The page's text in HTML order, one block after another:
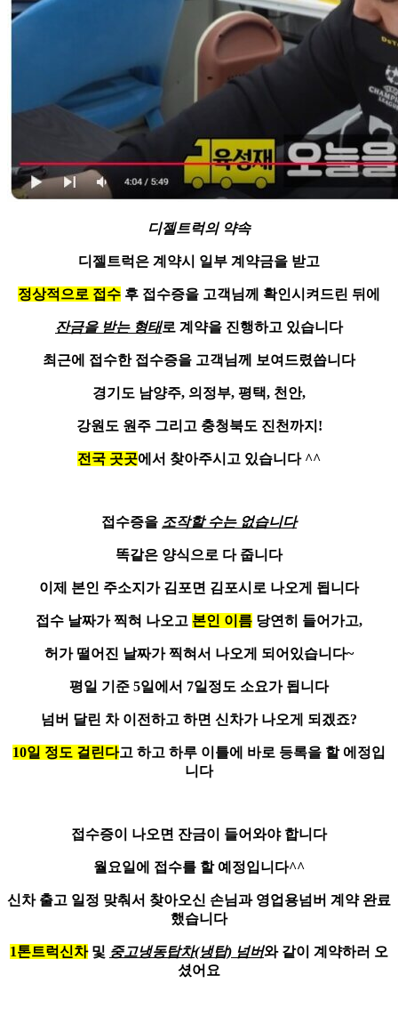
디젤트럭의 약속
디젤 트럭은 계약시 일부 계약금을 받고
정상적으로 접수 후 접수증을 고객님께 확인시켜드린 뒤에
잔금을 받는 형태로 계약을 진행하고 있습니다
최근에 접수한 접수증을 고객님께 보여드렸씁니다
경기도 남양주, 의정부, 평택, 천안,
강원도 원주 그리고 충청북도 진천까지!
전국 곳곳에서 찾아주시고 있습니다 ^^
접수증을 조작할 수는 없습니다
똑같은 양식으로 다 줍니다
이제 본인 주소지가 김포면 김포시로 나오게 됩니다
접수 날짜가 찍혀 나오고 본인 이름 당연히 들어가고,
허가 떨어진 날짜가 찍혀서 나오게 되어있습니다~
평일 기준 5일에서 7일정도 소요가 됩니다
넘버 달린 차 이전하고 하면 신차가 나오게 되겠죠?
10일 정도 걸린다고 하고 하루 이틀에 바로 등록을 할 에정입
니다
접수증이 나오면 잔금이 들어와야 합니다
월요일에 접수를 할 예정입니다^^
신차 출고 일정 맞춰서 찾아오신 손님과 영업용넘버 계약 완료
했습니다
1톤트럭신차및 중고냉동탑차(냉탑) 넘버와 같이 계약하러 오
셨어요